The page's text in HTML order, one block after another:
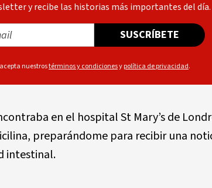
y recibe las historias más importantes del día.
SUSCRÍBETE
nuestrostérminos y condicionesypolítica de privacidad.
en el hospital St Mary’s de
preparándome para recibir una
intestinal.